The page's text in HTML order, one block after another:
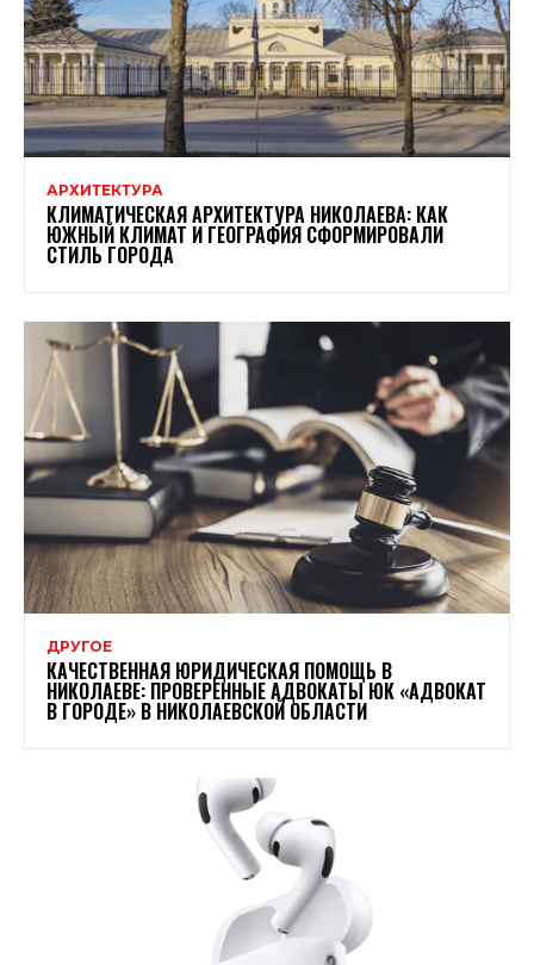
АРХИТЕКТУРА
КЛИМАТИЧЕСКАЯ АРХИТЕКТУРА НИКОЛАЕВА: КАК
ЮЖНЫЙ КЛИМАТ И ГЕОГРАФИЯ СФОРМИРОВАЛИ
СТИЛЬ ГОРОДА
ДРУГОЕ
КАЧЕСТВЕННАЯ ЮРИДИЧЕСКАЯ ПОМОЩЬ В
НИКОЛАЕВЕ: ПРОВЕРЕННЫЕ АДВОКАТЫ ЮК «АДВОКАТ
В ГОРОДЕ» В НИКОЛАЕВСКОЙ ОБЛАСТИ